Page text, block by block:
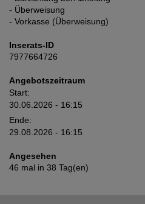
- Überweisung
- Vorkasse (Überweisung)
Inserats-ID
7977664726
Angebotszeitraum
Start:
30.06.2026 - 16:15
Ende:
29.08.2026 - 16:15
Angesehen
46 mal in 38 Tag(en)